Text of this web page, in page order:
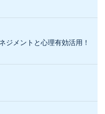
ジメントと心理有効活用！